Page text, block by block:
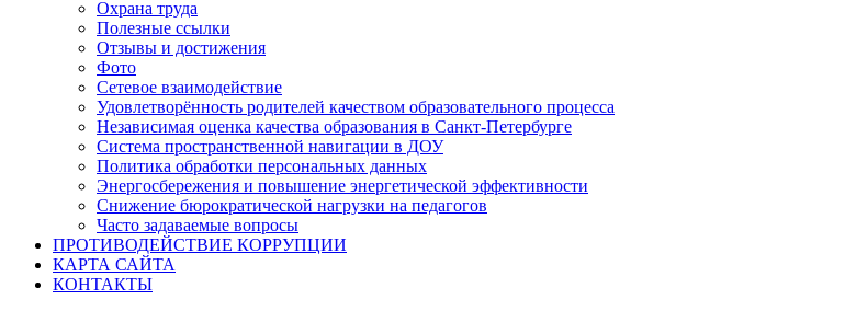
Охрана труда
Полезные ссылки
Отзывы и достижения
Фото
Сетевое взаимодействие
Удовлетворённость родителей качеством образовательного процесса
Независимая оценка качества образования в Санкт-Петербурге
Система пространственной навигации в ДОУ
Политика обработки персональных данных
Энергосбережения и повышение энергетической эффективности
Снижение бюрократической нагрузки на педагогов
Часто задаваемые вопросы
ПРОТИВОДЕЙСТВИЕ КОРРУПЦИИ
КАРТА САЙТА
КОНТАКТЫ